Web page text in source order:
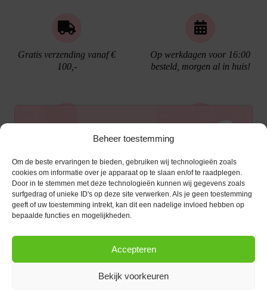
Beheer toestemming
Om de beste ervaringen te bieden, gebruiken wij technologieën zoals
cookies om informatie over je apparaat op te slaan en/of te raadplegen.
Door in te stemmen met deze technologieën kunnen wij gegevens zoals
surfgedrag of unieke ID's op deze site verwerken. Als je geen toestemming
geeft of uw toestemming intrekt, kan dit een nadelige invloed hebben op
bepaalde functies en mogelijkheden.
Accepteren
Bekijk voorkeuren
Gratis verzending vanaf €
100,-
Op werkdagen voor 16:00
besteld, morgen al in huis!
Gratis cadeau verpakking
KLANTENSERVICE
Klantenservice
OPENINGSTIJDEN
13:00 - 17:30
Ontvang €10,- korting
Schrijf je in voor de nieuwsbrief en ontvang een
kortingscode van €10,- op je volgende bestelling.
E-mailadres*